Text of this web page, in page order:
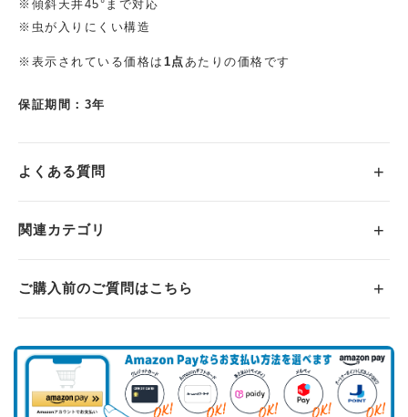
※傾斜天井45°まで対応
※虫が入りにくい構造
※表示されている価格は 1点あたりの価格です
保証期間：3年
よくある質問
関連カテゴリ
ご購入前のご質問はこちら